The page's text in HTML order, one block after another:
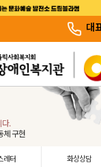
본문 바로 가기
메뉴 바로가기
메뉴 바로 가기
대
.
체 구현
레터 화상상담